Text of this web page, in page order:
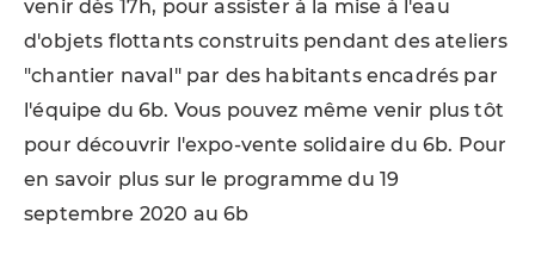
venir dès 17h, pour assister à la mise à l'eau
d'objets flottants construits pendant des ateliers
"chantier naval" par des habitants encadrés par
l'équipe du 6b. Vous pouvez même venir plus tôt
pour découvrir l'expo-vente solidaire du 6b. Pour
en savoir plus sur le programme du 19
septembre 2020 au 6b